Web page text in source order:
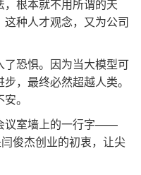
根本就不用所谓的天
种人才观念，又为公司
恐惧。因为当大模型可
，最终必然超越人类。
。
室墙上的一行字——
俊杰创业的初衷，让尖